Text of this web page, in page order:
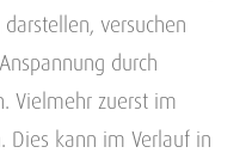
versuchen
durch
Vielmehr zuerst im
Dies kann im Verlauf in